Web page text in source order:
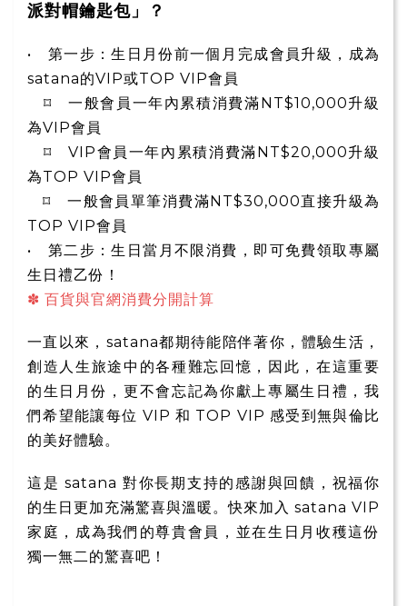
派對帽鑰匙包」？
• 第一步：生日月份前一個月完成會員升級，成為
satana的VIP或TOP VIP會員
⌑ 一般會員一年內累積消費滿NT$10,000升級
為VIP會員
⌑ VIP會員一年內累積消費滿NT$20,000升級
為TOP VIP會員
⌑ 一般會員單筆消費滿NT$30,000直接升級為
TOP VIP會員
• 第二步：生日當月不限消費，即可免費領取專屬
生日禮乙份！
✽ 百貨與官網消費分開計算
一直以來，satana都期待能陪伴著你，體驗生活，
創造人生旅途中的各種難忘回憶，因此，在這重要
的生日月份，更不會忘記為你獻上專屬生日禮，我
們希望能讓每位 VIP 和 TOP VIP 感受到無與倫比
的美好體驗。
這是 satana 對你長期支持的感謝與回饋，祝福你
的生日更加充滿驚喜與溫暖。快來加入 satana VIP
家庭，成為我們的尊貴會員，並在生日月收穫這份
獨一無二的驚喜吧！